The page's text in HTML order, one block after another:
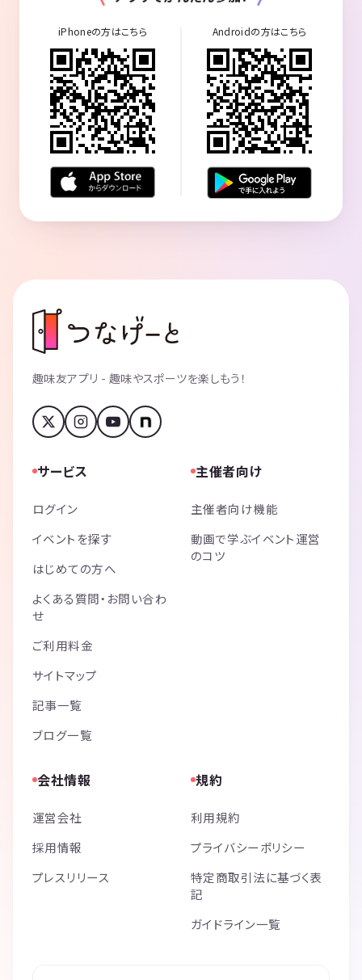
iPhoneの方はこちら Androidの方はこちら
趣味友アプリ - 趣味やスポーツを楽しもう！
サービス
ログイン
イベントを探す
はじめての方へ
よくある質問・お問い合わ
せ
ご利用料金
サイトマップ
記事一覧
ブログ一覧
主催者向け
主催者向け機能
動画で学ぶイベント運営
のコツ
会社情報
運営会社
採用情報
プレスリリース
規約
利用規約
プライバシーポリシー
特定商取引法に基づく表
記
ガイドライン一覧